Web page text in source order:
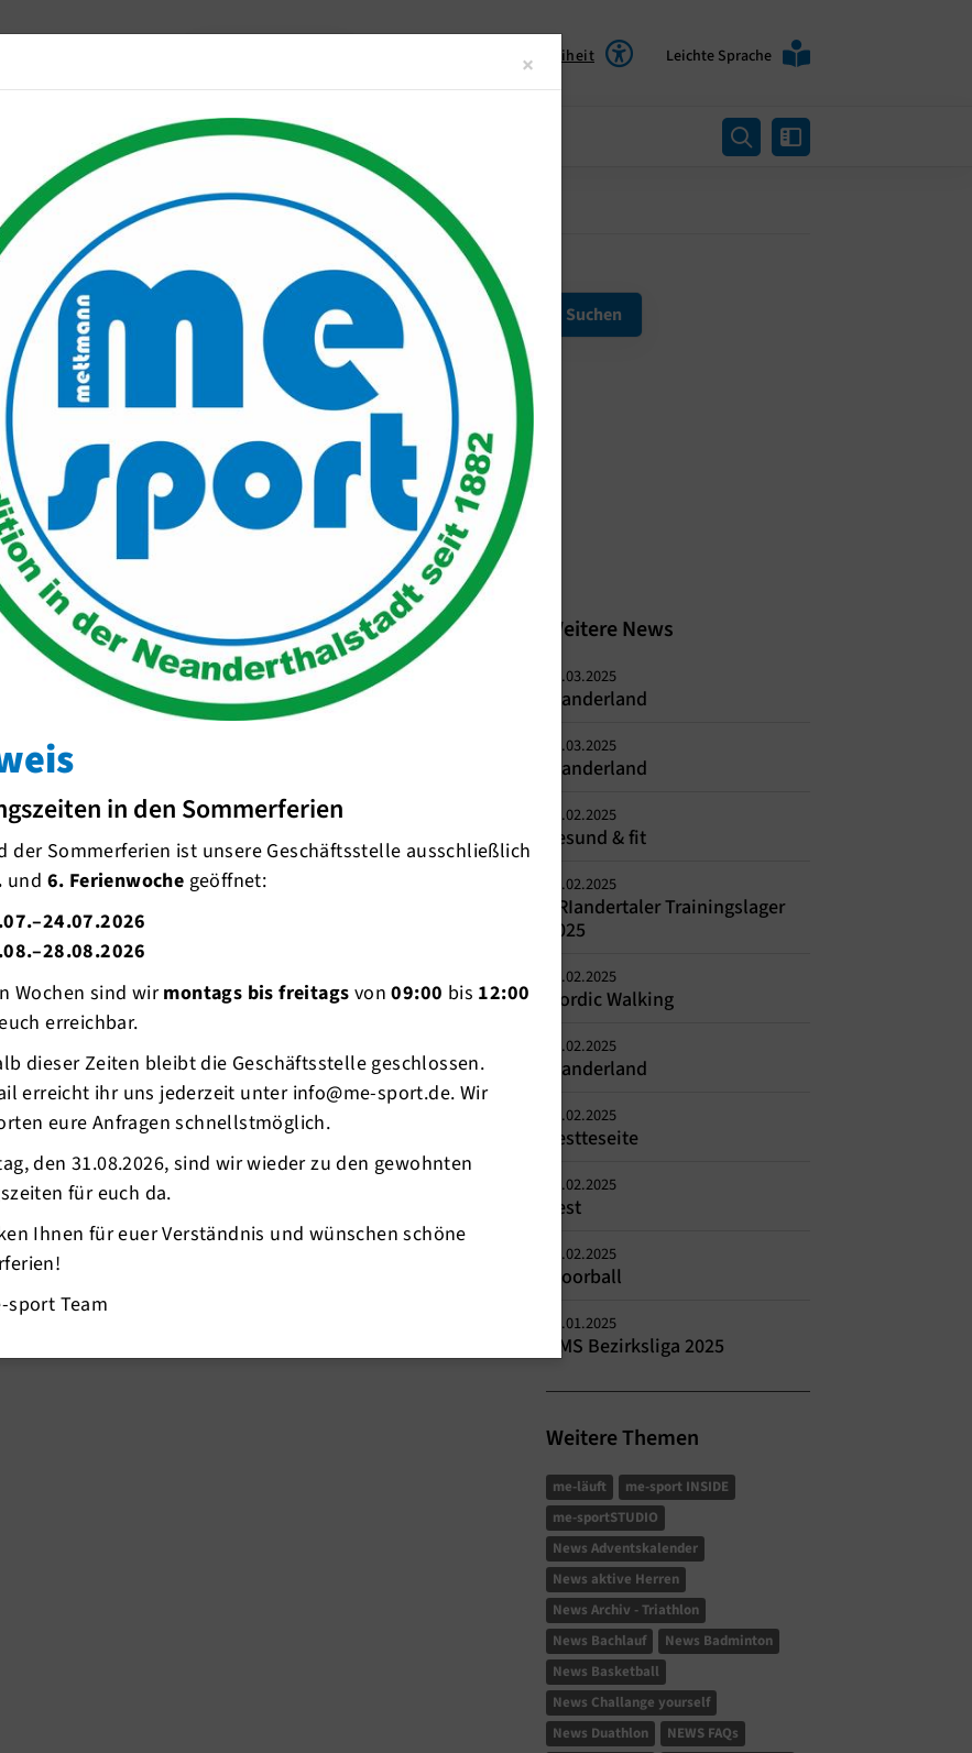
Barrierefreiheit Leichte Sprache
Unser Verein Mitgliederservice
entlang der Ruhr und durch
lange Rundwanderweg mit etwa 100
durch den Ortsteil Welper zurück zum
Männern und durch die historische
es dann zurück zum Museum.
Weitere News
05.03.2025
Wanderland
03.03.2025
Wanderland
21.02.2025
gesund & fit
18.02.2025
TRIandertaler Trainingslager
2025
12.02.2025
Nordic Walking
11.02.2025
Wanderland
08.02.2025
Testteseite
08.02.2025
Test
06.02.2025
Floorball
31.01.2025
DMS Bezirksliga 2025
Weitere Themen
me-läuft
me-sport INSIDE
me-sportSTUDIO
News Adventskalender
News aktive Herren
News Archiv - Triathlon
News Bachlauf
News Badminton
News Basketball
News Challange yourself
News Duathlon
NEWS FAQs
× Close
in den Sommerferien
der Sommerferien ist unsere Geschäftsstelle ausschließlich
und 6. Ferienwoche geöffnet:
Wochen sind wirmontags bis freitags von09:00 bis 12:00
erreichbar.
dieser Zeiten bleibt die Geschäftsstelle geschlossen.
erreicht ihr uns jederzeit unter info@me-sport.de. Wir
eure Anfragen schnellstmöglich.
den 31.08.2026, sind wir wieder zu den gewohnten
für euch da.
Ihnen für euer Verständnis und wünschen schöne
sport Team